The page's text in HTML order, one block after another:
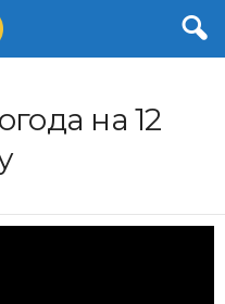
на 12